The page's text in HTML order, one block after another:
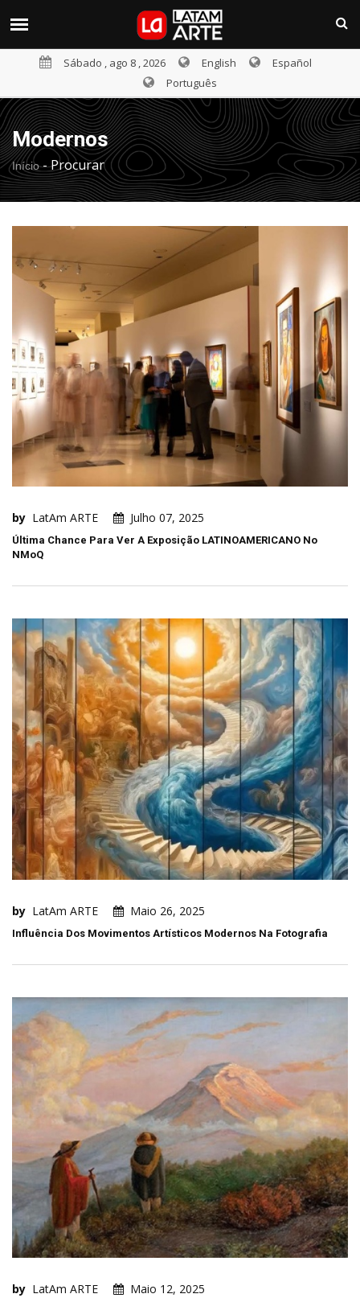
Sábado , ago 8 , 2026 English
Español
Português
Modernos
Início-Procurar
by LatAm ARTE Julho 07, 2025
Última Chance Para Ver A Exposição LATINOAMERICANO No
NMoQ
by LatAm ARTE Maio 26, 2025
Influência Dos Movimentos Artísticos Modernos Na Fotografia
by LatAm ARTE Maio 12, 2025